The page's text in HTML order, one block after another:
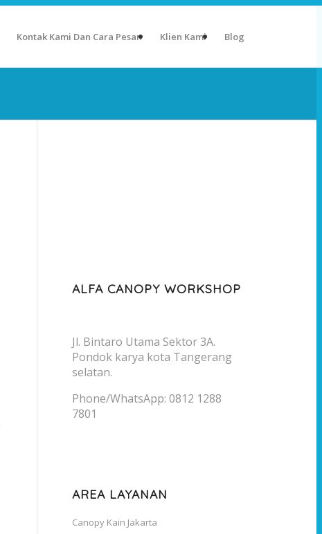
Kontak Kami Dan Cara Pesan Klien Kami Blog
ALFA CANOPY WORKSHOP
Jl. Bintaro Utama Sektor 3A.
Pondok karya kota Tangerang
selatan.
Phone/WhatsApp: 0812 1288
7801
AREA LAYANAN
Canopy Kain Jakarta